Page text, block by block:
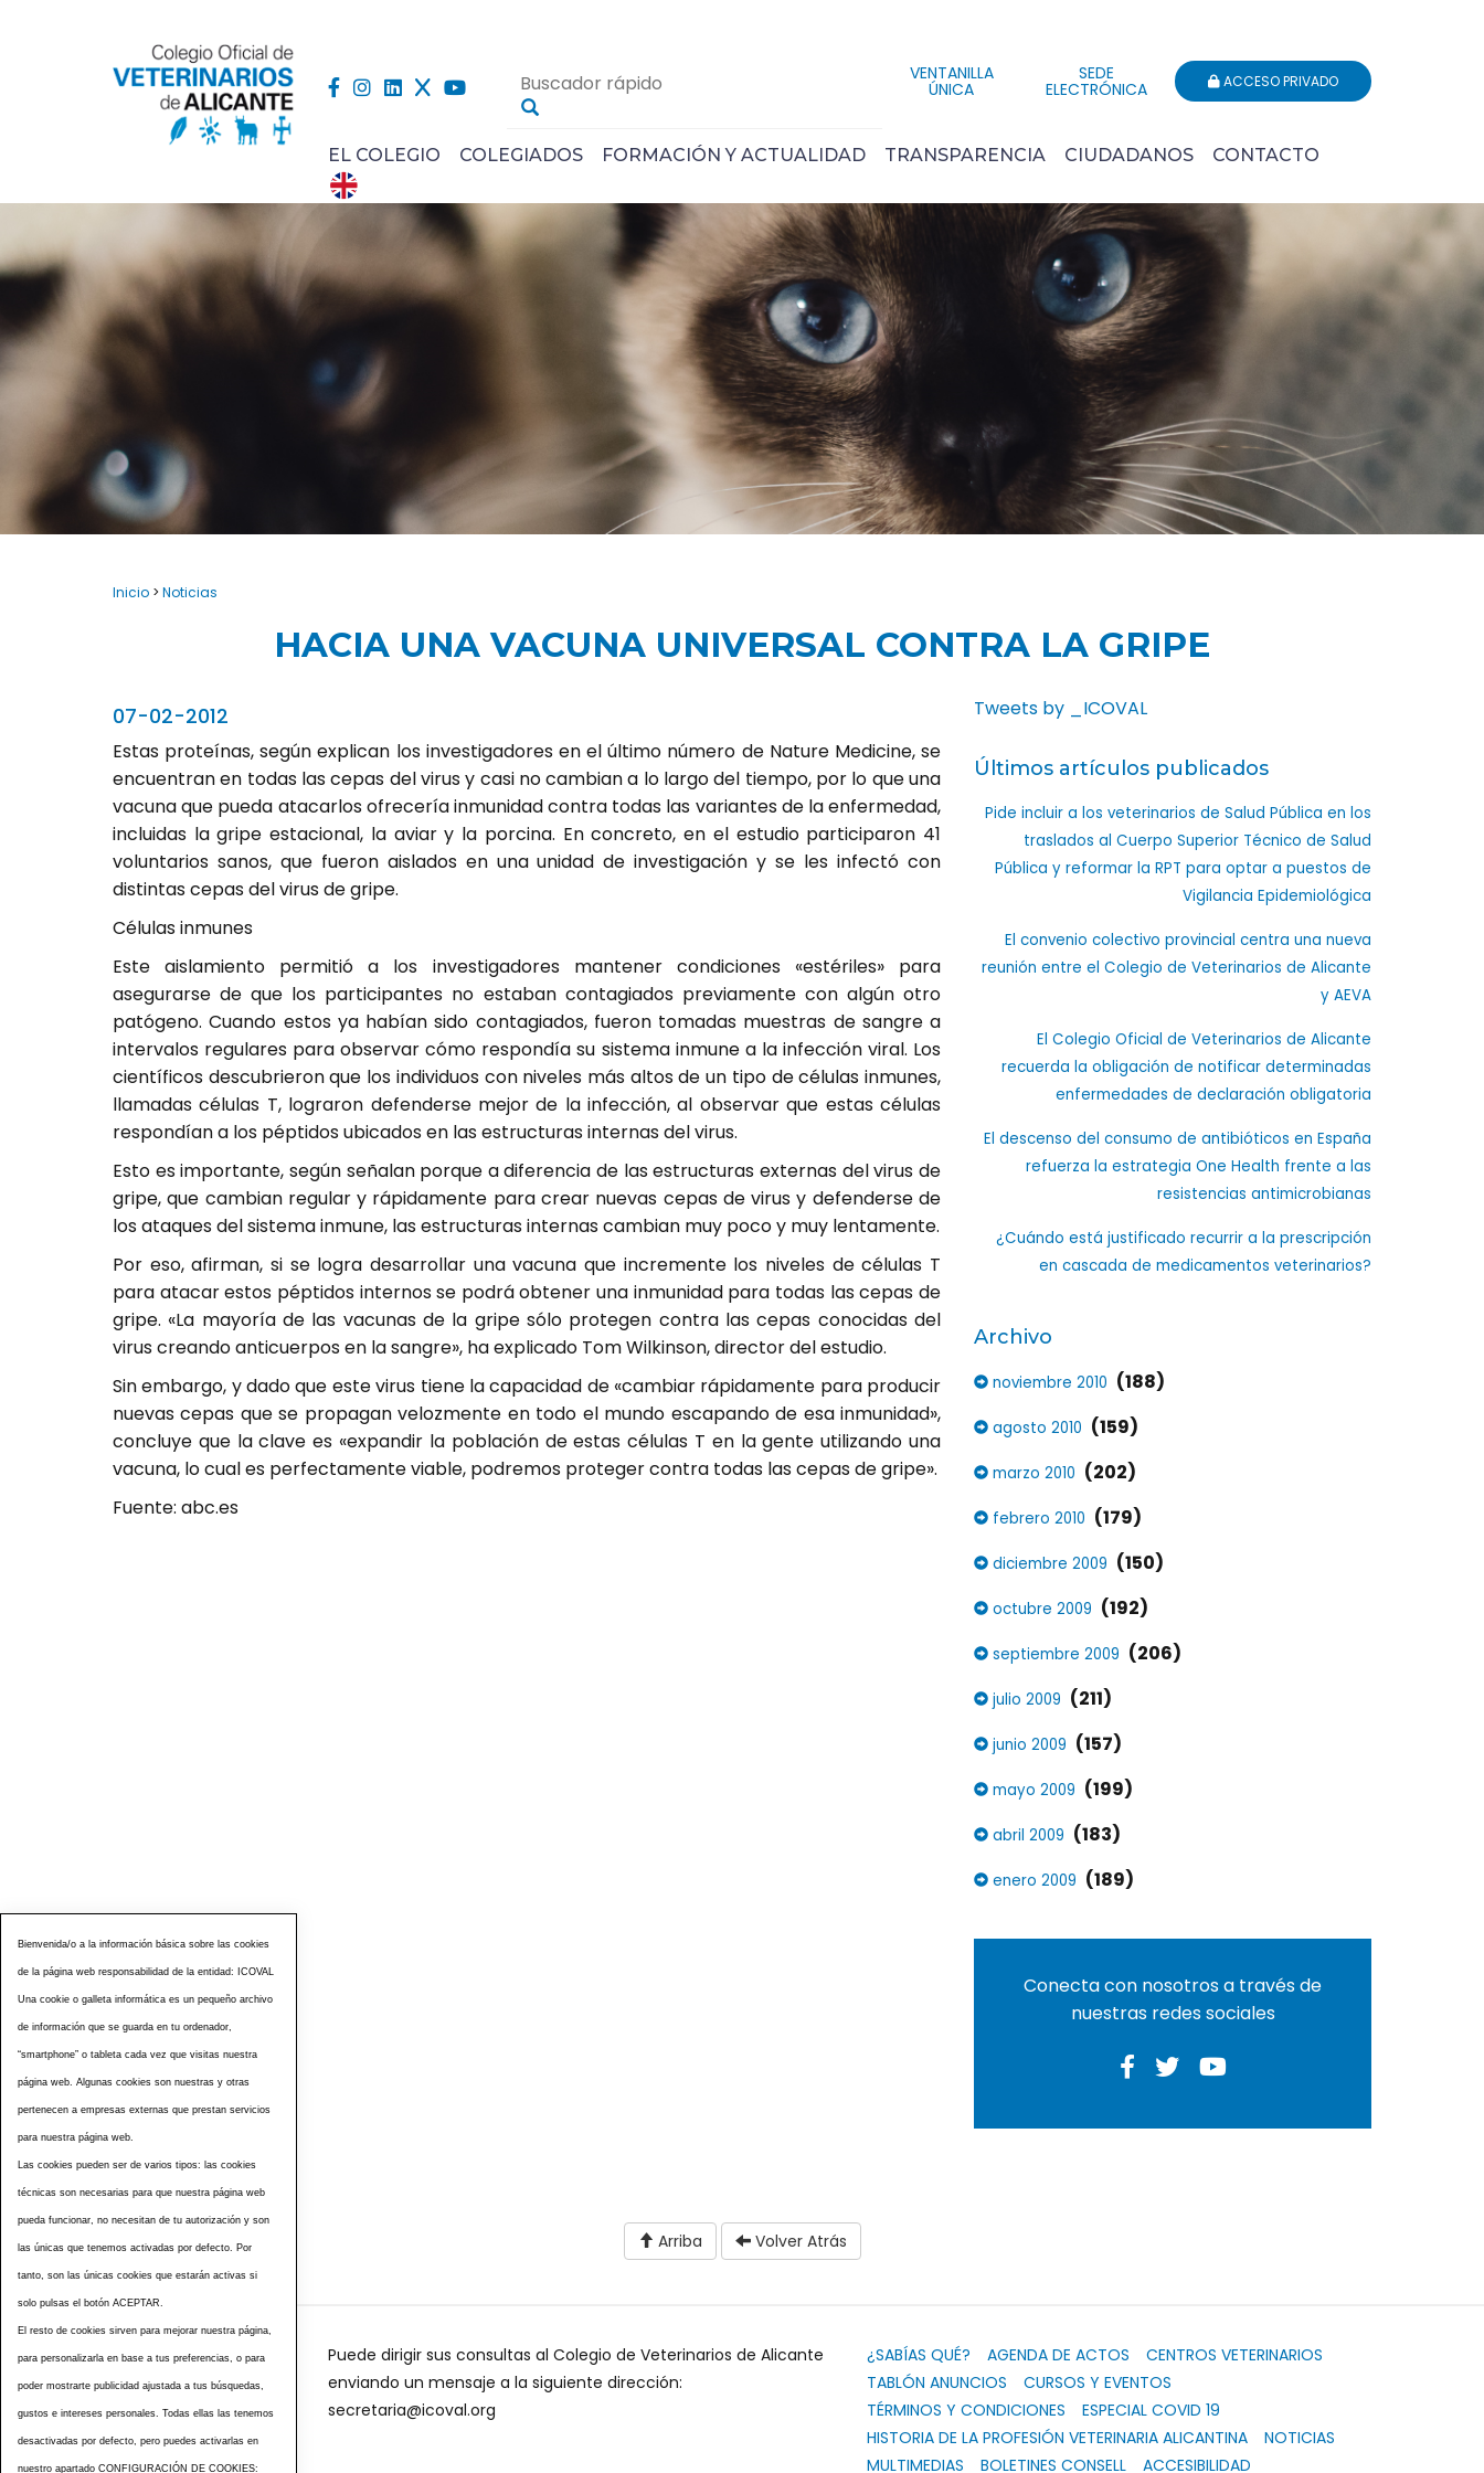
VENTANILLA
ÚNICA
SEDE
ELECTRÓNICA ACCESO PRIVADO
EL COLEGIO COLEGIADOS FORMACIÓN Y ACTUALIDAD TRANSPARENCIA CIUDADANOS CONTACTO
Inicio > Noticias
HACIA UNA VACUNA UNIVERSAL CONTRA LA GRIPE
07-02-2012
Estas proteínas, según explican los investigadores en el último número de Nature Medicine, se
encuentran en todas las cepas del virus y casi no cambian a lo largo del tiempo, por lo que una
vacuna que pueda atacarlos ofrecería inmunidad contra todas las variantes de la enfermedad,
incluidas la gripe estacional, la aviar y la porcina. En concreto, en el estudio participaron 41
voluntarios sanos, que fueron aislados en una unidad de investigación y se les infectó con
distintas cepas del virus de gripe.
Células inmunes
Este aislamiento permitió a los investigadores mantener condiciones «estériles» para
asegurarse de que los participantes no estaban contagiados previamente con algún otro
patógeno. Cuando estos ya habían sido contagiados, fueron tomadas muestras de sangre a
intervalos regulares para observar cómo respondía su sistema inmune a la infección viral. Los
científicos descubrieron que los individuos con niveles más altos de un tipo de células inmunes,
llamadas células T, lograron defenderse mejor de la infección, al observar que estas células
respondían a los péptidos ubicados en las estructuras internas del virus.
Esto es importante, según señalan porque a diferencia de las estructuras externas del virus de
gripe, que cambian regular y rápidamente para crear nuevas cepas de virus y defenderse de
los ataques del sistema inmune, las estructuras internas cambian muy poco y muy lentamente.
Por eso, afirman, si se logra desarrollar una vacuna que incremente los niveles de células T
para atacar estos péptidos internos se podrá obtener una inmunidad para todas las cepas de
gripe. «La mayoría de las vacunas de la gripe sólo protegen contra las cepas conocidas del
virus creando anticuerpos en la sangre», ha explicado Tom Wilkinson, director del estudio.
Sin embargo, y dado que este virus tiene la capacidad de «cambiar rápidamente para producir
nuevas cepas que se propagan velozmente en todo el mundo escapando de esa inmunidad»,
concluye que la clave es «expandir la población de estas células T en la gente utilizando una
vacuna, lo cual es perfectamente viable, podremos proteger contra todas las cepas de gripe».
Fuente: abc.es
Tweets by _ICOVAL
Últimos artículos publicados
Pide incluir a los veterinarios de Salud Pública en los
traslados al Cuerpo Superior Técnico de Salud
Pública y reformar la RPT para optar a puestos de
Vigilancia Epidemiológica
El convenio colectivo provincial centra una nueva
reunión entre el Colegio de Veterinarios de Alicante
y AEVA
El Colegio Oficial de Veterinarios de Alicante
recuerda la obligación de notificar determinadas
enfermedades de declaración obligatoria
El descenso del consumo de antibióticos en España
refuerza la estrategia One Health frente a las
resistencias antimicrobianas
¿Cuándo está justificado recurrir a la prescripción
en cascada de medicamentos veterinarios?
Archivo
noviembre 2010 (188)
agosto 2010 (159)
marzo 2010 (202)
febrero 2010 (179)
diciembre 2009 (150)
octubre 2009 (192)
septiembre 2009 (206)
julio 2009 (211)
junio 2009 (157)
mayo 2009 (199)
abril 2009 (183)
enero 2009 (189)
Conecta con nosotros a través de
nuestras redes sociales
Etiquetas
Arriba Volver Atrás
Puede dirigir sus consultas al Colegio de Veterinarios de Alicante
enviando un mensaje a la siguiente dirección:
secretaria@icoval.org
¿SABÍAS QUÉ? AGENDA DE ACTOS
CENTROS VETERINARIOS
TABLÓN ANUNCIOS
CURSOS Y EVENTOS
TÉRMINOS Y CONDICIONES
ESPECIAL COVID 19
HISTORIA DE LA PROFESIÓN VETERINARIA ALICANTINA
NOTICIAS
MULTIMEDIAS
BOLETINES CONSELL ACCESIBILIDAD
Bienvenida/o a la información básica sobre las cookies
de la página web responsabilidad de la entidad: ICOVAL
Una cookie o galleta informática es un pequeño archivo
de información que se guarda en tu ordenador,
“smartphone” o tableta cada vez que visitas nuestra
página web. Algunas cookies son nuestras y otras
pertenecen a empresas externas que prestan servicios
para nuestra página web.
Las cookies pueden ser de varios tipos: las cookies
técnicas son necesarias para que nuestra página web
pueda funcionar, no necesitan de tu autorización y son
las únicas que tenemos activadas por defecto. Por
tanto, son las únicas cookies que estarán activas si
solo pulsas el botón ACEPTAR.
El resto de cookies sirven para mejorar nuestra página,
para personalizarla en base a tus preferencias, o para
poder mostrarte publicidad ajustada a tus búsquedas,
gustos e intereses personales. Todas ellas las tenemos
desactivadas por defecto, pero puedes activarlas en
nuestro apartado CONFIGURACIÓN DE COOKIES: